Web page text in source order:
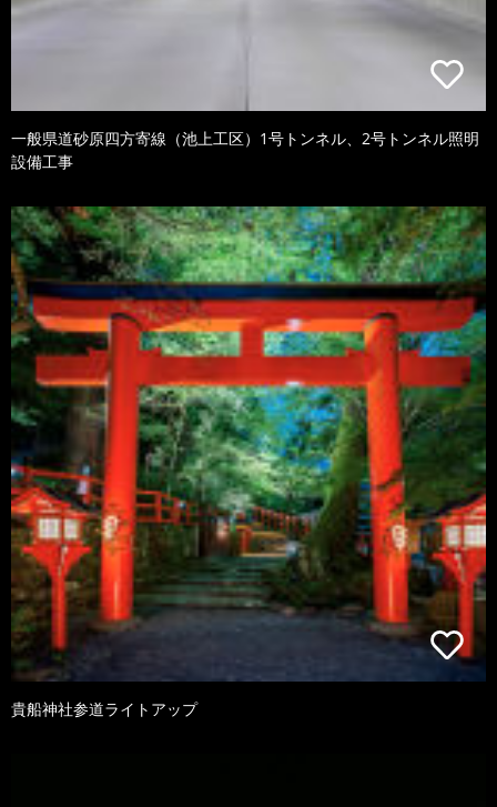
一般県道砂原四方寄線（池上工区）1号トンネル、2号トンネル照明
設備工事
貴船神社参道ライトアップ